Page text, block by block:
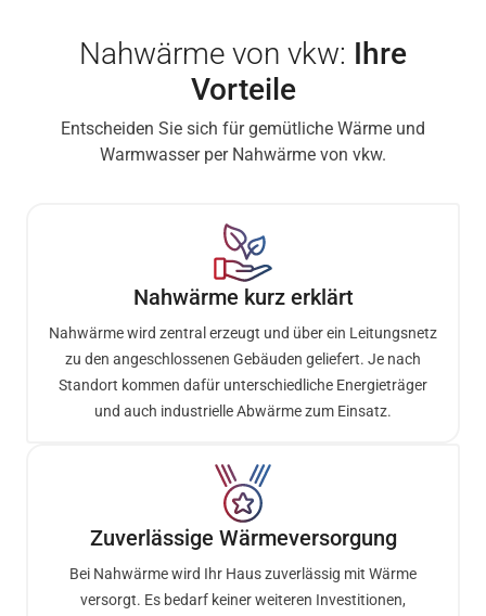
Nahwärme von vkw: Ihre
Vorteile
Entscheiden Sie sich für gemütliche Wärme und
Warmwasser per Nahwärme von vkw.
Nahwärme kurz erklärt
Nahwärme wird zentral erzeugt und über ein Leitungsnetz
zu den angeschlossenen Gebäuden geliefert. Je nach
Standort kommen dafür unterschiedliche Energieträger
und auch industrielle Abwärme zum Einsatz.
Zuverlässige Wärmeversorgung
Bei Nahwärme wird Ihr Haus zuverlässig mit Wärme
versorgt. Es bedarf keiner weiteren Investitionen,